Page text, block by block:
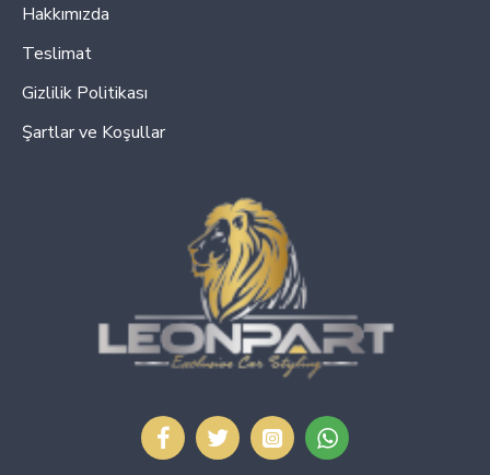
Hakkımızda
Teslimat
Gizlilik Politikası
Şartlar ve Koşullar